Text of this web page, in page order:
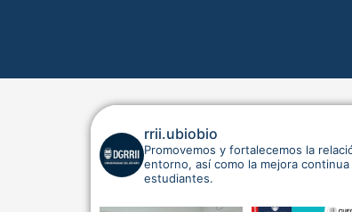
rrii.ubiobio
Promovemos y fortalecemos la
entorno, así como la mejora
estudiantes.